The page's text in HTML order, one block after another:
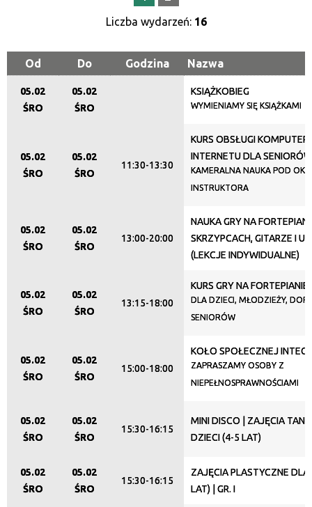
Organizator
Promowane
Liczba wydarzeń: 16
Od Do Godzina Nazwa
05.02
ŚRO
05.02
ŚRO
KSIĄŻKOBIEG
WYMIENIAMY SIĘ KSIĄŻKAMI
05.02
ŚRO
05.02
ŚRO
11:30-13:30
KURS OBSŁUGI
INTERNETU DLA SENIORÓW
KAMERALNA NAUKA POD
INSTRUKTORA
05.02
ŚRO
05.02
ŚRO
13:00-20:00
NAUKA GRY NA
SKRZYPCACH, GITARZE I
(LEKCJE INDYWIDUALNE)
05.02
ŚRO
05.02
ŚRO
13:15-18:00
KURS GRY NA FORTEPIANIE
DLA DZIECI, MŁODZIEŻY,
SENIORÓW
05.02
ŚRO
05.02
ŚRO
15:00-18:00
KOŁO SPOŁECZNEJ
ZAPRASZAMY OSOBY Z
NIEPEŁNOSPRAWNOŚCIAMI
05.02
ŚRO
05.02
ŚRO
15:30-16:15
MINI DISCO | ZAJĘCIA
DZIECI (4-5 LAT)
05.02
ŚRO
05.02
ŚRO
15:30-16:15
ZAJĘCIA PLASTYCZNE
LAT) | GR. I